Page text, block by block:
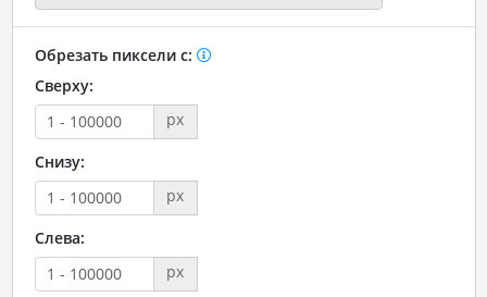
Обрезать пиксели с:
Сверху:
px
Снизу:
px
Слева:
px